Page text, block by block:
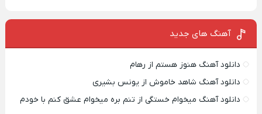
آهنگ های جدید
دانلود آهنگ هنوز هستم از رهام
دانلود آهنگ شاهد خاموش از یونس بشیری
دانلود آهنگ میخوام خستگی از تنم بره میخوام عشق کنم با خودم